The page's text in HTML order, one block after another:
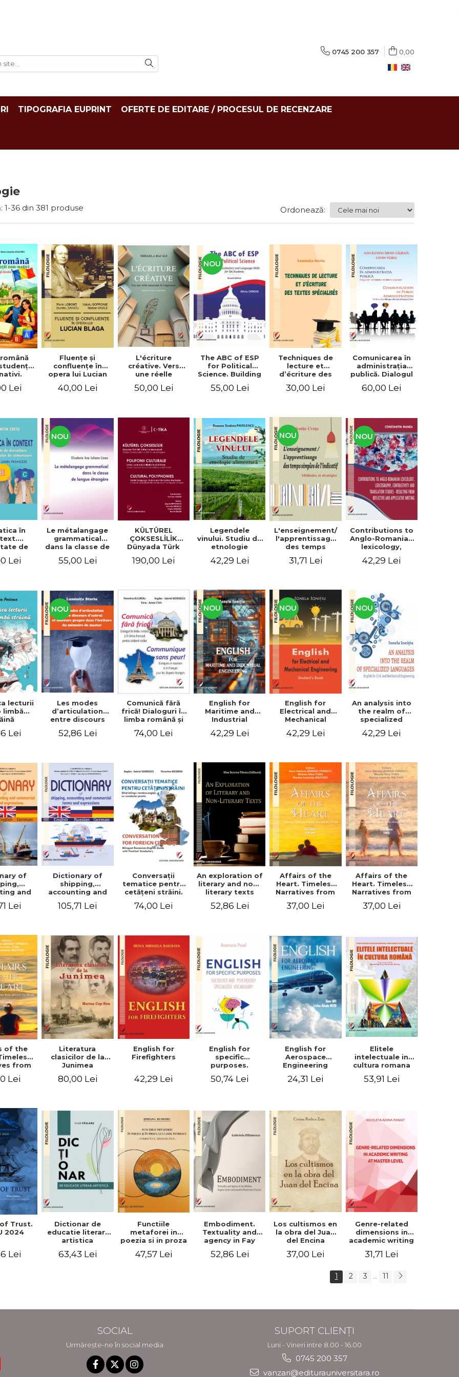
0745 200 357 0,00
TIPOGRAFIA EUPRINT OFERTE DE EDITARE / PROCESUL DE RECENZARE
1-36 din 381 produse Ordonează:
şi
A1-B2
Lei
Fluenţe şi
confluenţe în
opera lui Lucian
40,00 Lei
L'écriture
créative. Vers
une réelle
autonomie de
l'apprenant, Éd.
50,00 Lei
NOU
The ABC of ESP
for Political
Science. Building
vocabulary and
language skills
55,00 Lei
Techniques de
lecture et
d’écriture des
spécialisés
30,00 Lei
Comunicarea în
administraţia
publică. Dialogul
stat – cetăţean în
context naţional
administration .
The state-citizen
dialogue in
national and
European
context
60,00 Lei
în
de
Lei
NOU
Le métalangage
grammatical
dans la classe de
55,00 Lei
KÜLTÜREL
ÇOKSESLİLİK
Dünyada Türk
Medeniyeti.
Armağan/
POLIFONII
CULTURALE
Limba, cultura și
civilizația turcă în
lume. Volum
dedicat
Centenarului
190,00 Lei
Legendele
vinului. Studiu de
etnologie
42,29 Lei
NOU
L'enseignement/
l'apprentissage
des temps
l'indicatif.
31,71 Lei
NOU
Contributions to
Anglo-Romanian
lexicology,
contrastivity and
reflective and
applicative
writing
42,29 Lei
lecturii
limbă
Lei
NOU
Les modes
d’articulation
entre discours
discours propre
52,86 Lei
Comunică fără
frică! Dialoguri în
limba română şi
pentru cetăţenii
roumain et en
citoyens
étrangers
74,00 Lei
NOU
English for
Maritime and
Industrial
42,29 Lei
NOU
English for
Electrical and
Mechanical
Student’s book
42,29 Lei
NOU
An analysis into
the realm of
specialized
English for civil
42,29 Lei
of
and
and
Lei
Dictionary of
shipping,
accounting and
terms and
105,71 Lei
Conversaţii
tematice pentru
cetăţeni străini.
româno-englez
Bilingual
Romanian-
English guide
with practical
vocabulary
74,00 Lei
An exploration of
literary and non-
literary texts
52,86 Lei
Affairs of the
Heart. Timeless
Narratives from
World. Volume
37,00 Lei
Affairs of the
Heart. Timeless
Narratives from
World. Volume
37,00 Lei
of the
from
Lei
Literatura
clasicilor de la
Junimea
80,00 Lei
English for
Firefighters
42,29 Lei
English for
specific
purposes.
psychology
50,74 Lei
English for
Aerospace
Engineering
24,31 Lei
Elitele
intelectuale in
cultura romana
53,91 Lei
Trust.
2024
Lei
Dictionar de
educatie literar-
artistica
63,43 Lei
Functiile
metaforei in
poezia si in proza
Petrescu.
47,57 Lei
Embodiment.
Textuality and
agency in Fay
Carter and
52,86 Lei
Los cultismos en
la obra del Juan
del Encina
37,00 Lei
Genre-related
dimensions in
academic writing
Nicoleta-Adina
31,71 Lei
1 2 3 11
SOCIAL
Urmărește-ne în social media
SUPORT CLIENȚI
Luni - Vineri intre 8.00 - 16.00
0745 200 357
vanzari@editurauniversitara.ro